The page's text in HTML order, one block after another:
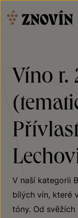
Víno r.
V naší kategorii
bílých vín, které
tóny. Od svěžích